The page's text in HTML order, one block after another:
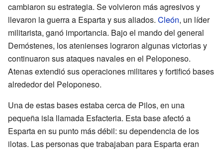
cambiaron su estrategia. Se volvieron más agresivos y
llevaron la guerra a Esparta y sus aliados. Cleón, un líder
militarista, ganó importancia. Bajo el mando del general
Demóstenes, los atenienses lograron algunas victorias y
continuaron sus ataques navales en el Peloponeso.
Atenas extendió sus operaciones militares y fortificó bases
alrededor del Peloponeso.
Una de estas bases estaba cerca de Pilos, en una
pequeña isla llamada Esfacteria. Esta base afectó a
Esparta en su punto más débil: su dependencia de los
ilotas. Las personas que trabajaban para Esparta eran